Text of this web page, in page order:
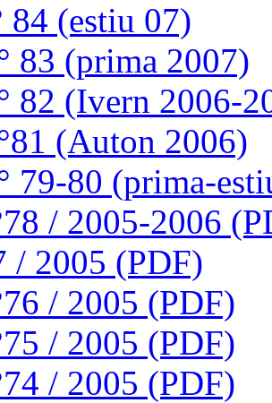
84 (estiu 07)
83 (prima 2007)
82 (Ivern 2006-
(Auton 2006)
79-80 (prima-
/ 2005-2006
/ 2005 (PDF)
/ 2005 (PDF)
/ 2005 (PDF)
/ 2005 (PDF)